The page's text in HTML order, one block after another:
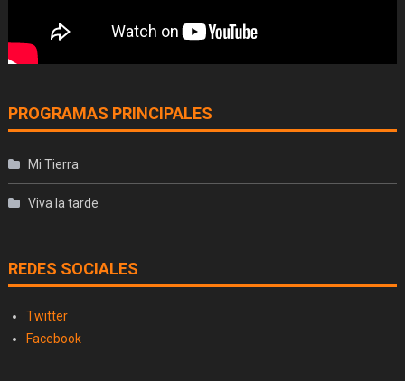
PROGRAMAS PRINCIPALES
Mi Tierra
Viva la tarde
REDES SOCIALES
Twitter
Facebook